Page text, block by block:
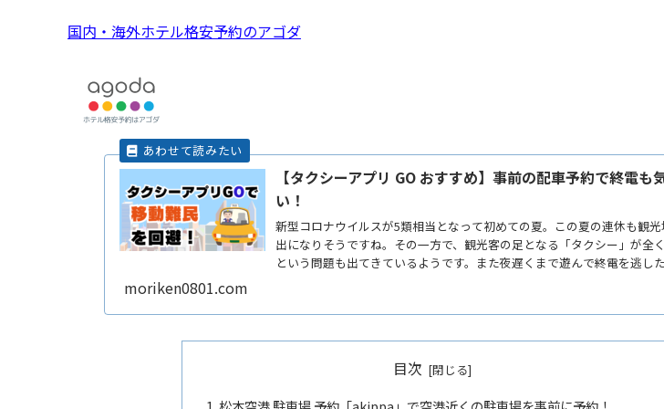
国内・海外ホテル格安予約のアゴダ
【タクシーアプリ GO おすすめ】事前の配車予約で終電も
い！
新型コロナウイルスが5類相当となって初めての夏。この夏の連休も観
出になりそうですね。その一方で、観光客の足となる「タクシー」が全く
という問題も出てきているようです。また夜遅くまで遊んで終電を逃し
moriken0801.com
目次